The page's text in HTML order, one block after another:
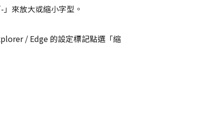
來放大或縮小字型。
/ Edge 的設定標記點選「縮